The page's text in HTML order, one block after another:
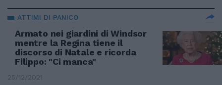
ATTIMI DI PANICO
Armato nei giardini di Windsor
mentre la Regina tiene il
discorso di Natale e ricorda
Filippo: "Ci manca"
25/12/2021